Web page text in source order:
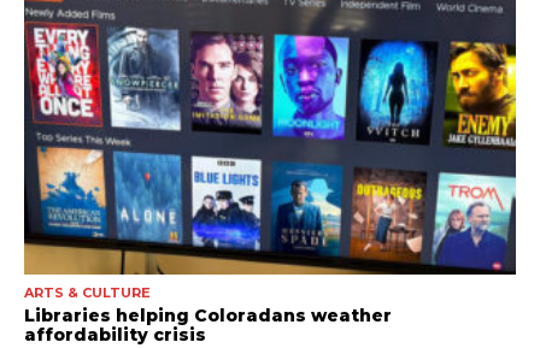
ARTS & CULTURE
Libraries helping Coloradans weather
affordability crisis